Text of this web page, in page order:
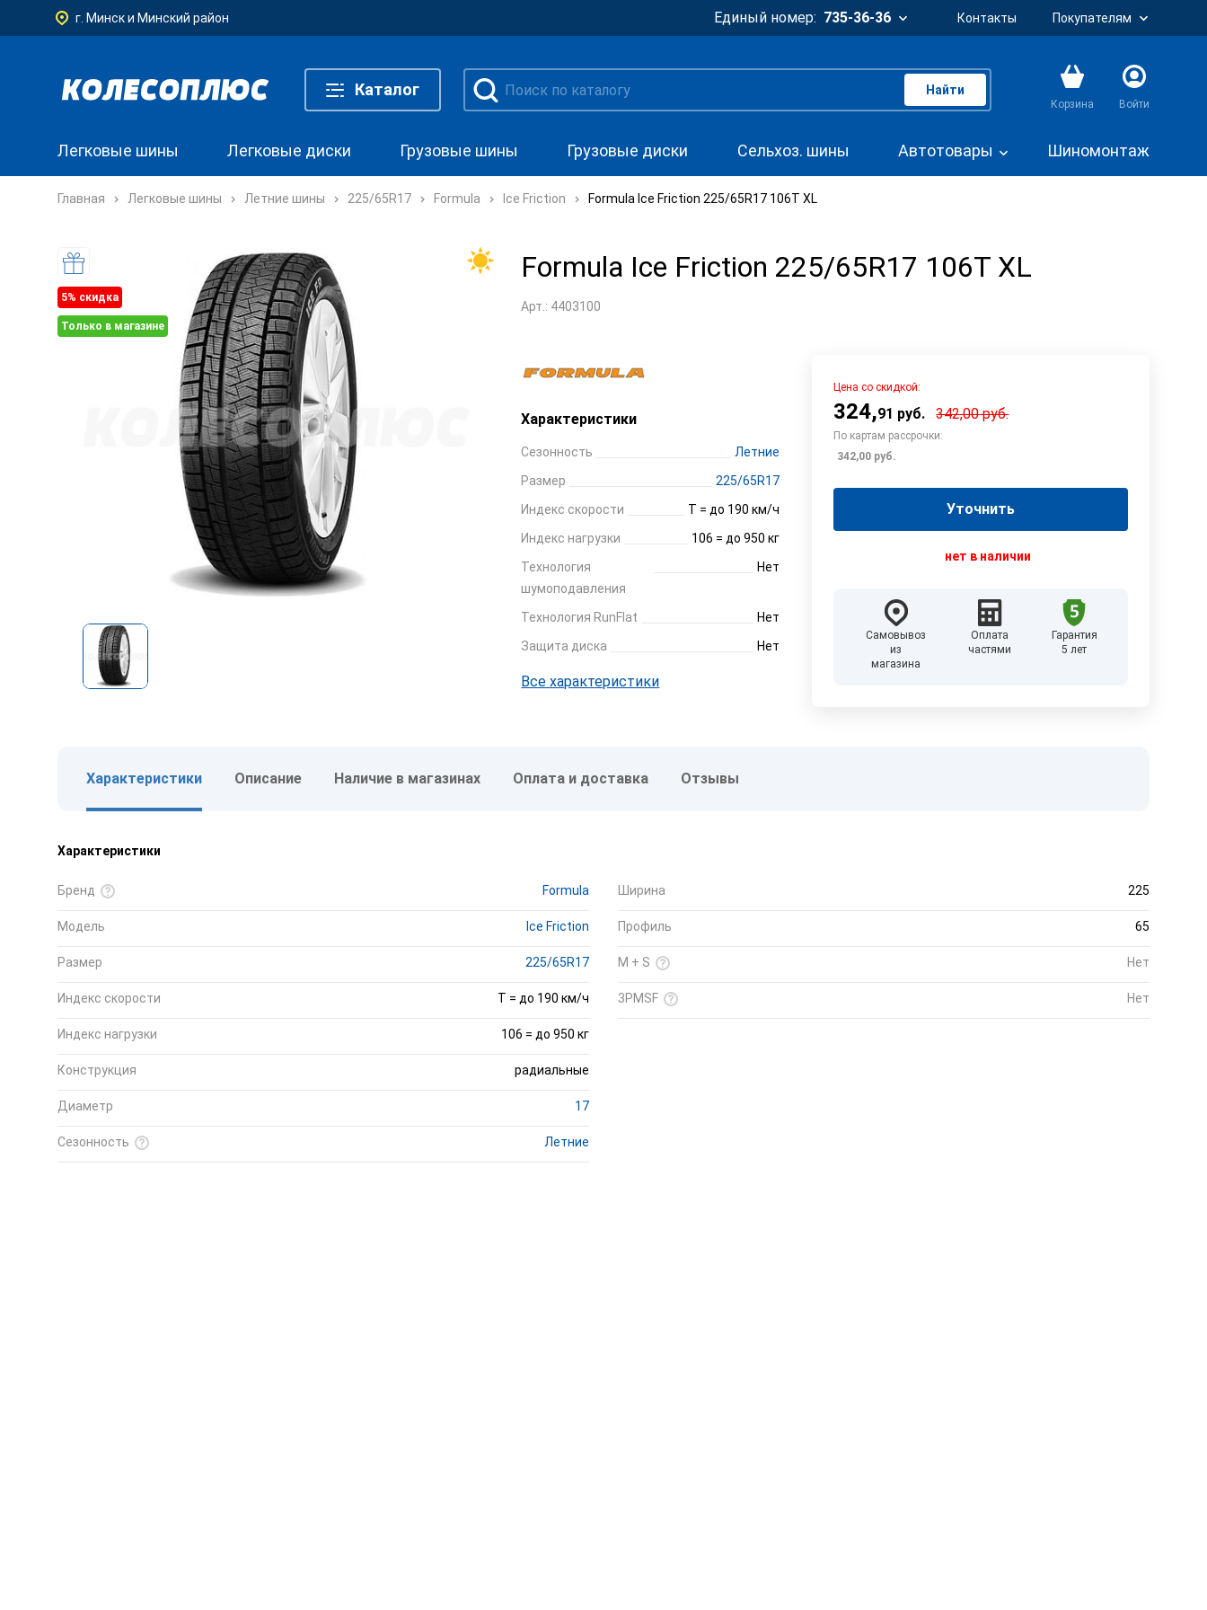
г. Минск и Минский район Единый номер: 735-36-36 Контакты Покупателям
Каталог Найти
Корзина Войти
Легковые шины Легковые диски Грузовые шины Грузовые диски Сельхоз. шины Автотовары Шиномонтаж
Главная Легковые шины Летние шины 225/65R17 Formula Ice Friction Formula Ice Friction 225/65R17 106T XL
5% cкидка
Только в магазине
Formula Ice Friction 225/65R17 106T XL
Арт.: 4403100
Характеристики
Сезонность
Летние
Размер
225/65R17
Индекс скорости
T = до 190 км/ч
Индекс нагрузки
106 = до 950 кг
Технология
шумоподавления
Нет
Технология RunFlat
Нет
Защита диска
Нет
Все характеристики
Цена со скидкой:
324,91 руб. 342,00руб.
По картам рассрочки:
342,00 руб.
Уточнить
нет в наличии
Самовывоз
из
магазина
Оплата
частями
Гарантия
5 лет
Характеристики Описание Наличие в магазинах Оплата и доставка Отзывы
Характеристики
Бренд Formula
Модель Ice Friction
Размер 225/65R17
Индекс скорости T = до 190 км/ч
Индекс нагрузки 106 = до 950 кг
Конструкция радиальные
Диаметр 17
Сезонность Летние
Ширина 225
Профиль 65
M + S Нет
3PMSF Нет